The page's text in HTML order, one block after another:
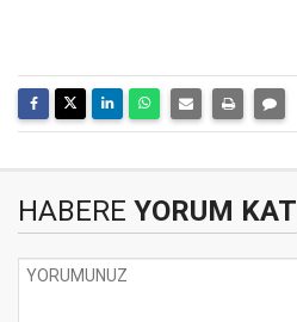
HABERE YORUM KAT